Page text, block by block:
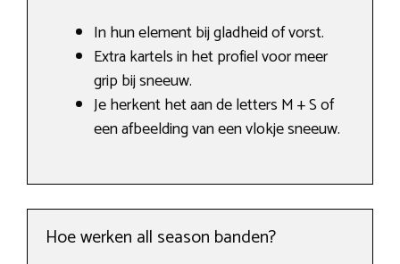
In hun element bij gladheid of vorst.
Extra kartels in het profiel voor meer
grip bij sneeuw.
Je herkent het aan de letters M + S of
een afbeelding van een vlokje sneeuw.
Hoe werken all season banden?